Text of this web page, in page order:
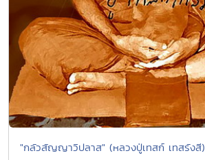
"กลัวสัญญาวิปลาส" (หลวงปู่เทสก์ เทสรังสี)